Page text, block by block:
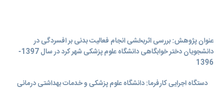
عنوان پژوهش: بررسی اثربخشی انجام فعالیت بدنی بر افسردگی در
دانشجویان دختر خوابگاهی دانشگاه علوم پزشکی شهر کرد در سال 1397-
1396
دستگاه اجرایی کارفرما: دانشگاه علوم پزشکی و خدمات بهداشتی درمانی